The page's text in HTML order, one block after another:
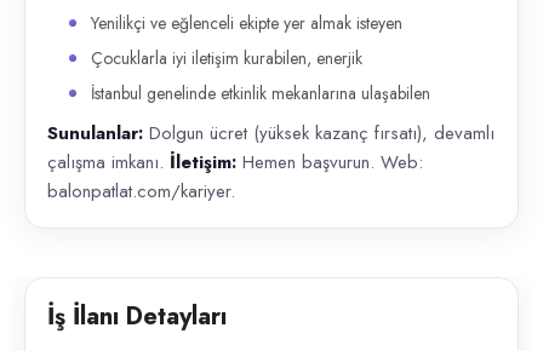
Yenilikçi ve eğlenceli ekipte yer almak isteyen
Çocuklarla iyi iletişim kurabilen, enerjik
İstanbul genelinde etkinlik mekanlarına ulaşabilen
Sunulanlar: Dolgun ücret (yüksek kazanç fırsatı), devamlı
çalışma imkanı. İletişim: Hemen başvurun. Web:
balonpatlat.com/kariyer.
İş İlanı Detayları